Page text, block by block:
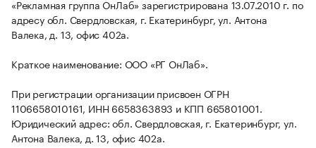
«Рекламная группа ОнЛаб» зарегистрирована 13.07.2010 г. по
адресу обл. Свердловская, г. Екатеринбург, ул. Антона
Валека, д. 13, офис 402а.
Краткое наименование: ООО «РГ ОнЛаб».
При регистрации организации присвоен ОГРН
1106658010161, ИНН 6658363893 и КПП 665801001.
Юридический адрес: обл. Свердловская, г. Екатеринбург, ул.
Антона Валека, д. 13, офис 402а.